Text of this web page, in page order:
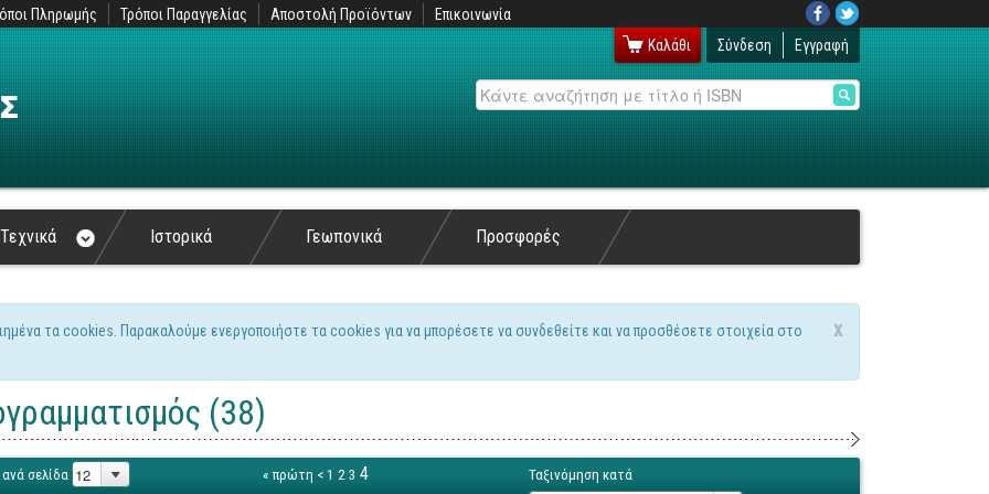
Πληρωμής Τρόποι Παραγγελίας Αποστολή Προϊόντων
Επικοινωνία
Καλάθι
Σύνδεση Εγγραφή
Αναζήτηση
Τεχνικά Ιστορικά Γεωπονικά Προσφορές
x
τα cookies. Παρακαλούμε ενεργοποιήστε τα cookies για να μπορέσετε να συνδεθείτε και να προσθέσετε στοιχεία στο
(38)
ανά σελίδα « πρώτη < 1 2 3 4 Ταξινόμηση κατά